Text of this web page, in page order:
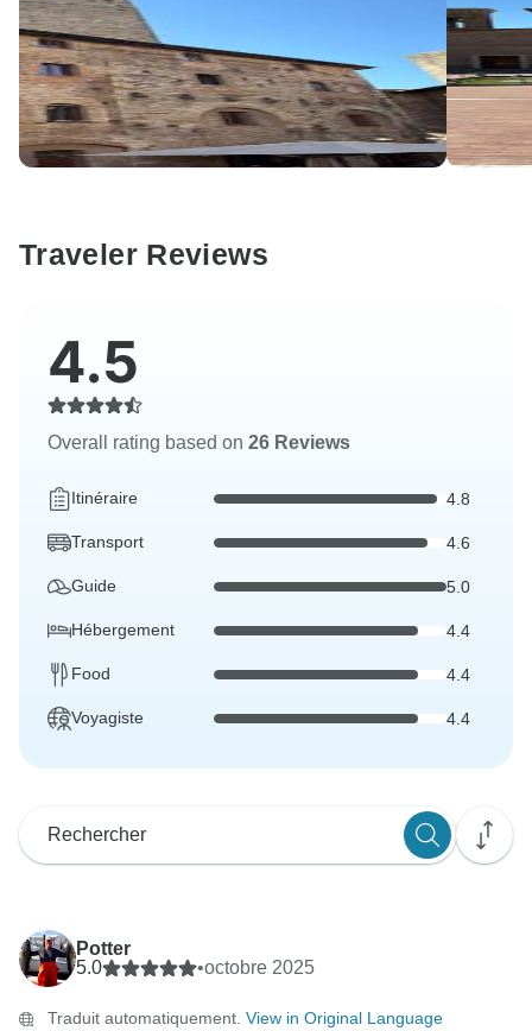
Traveler Reviews
4.5
Overall rating based on 26 Reviews
Itinéraire 4.8
Transport 4.6
Guide 5.0
Hébergement 4.4
Food 4.4
Voyagiste 4.4
Potter
5.0
•octobre 2025
Traduit automatiquement. View in Original Language